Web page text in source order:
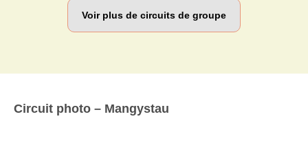
Voir plus de circuits de groupe
Circuit photo – Mangystau